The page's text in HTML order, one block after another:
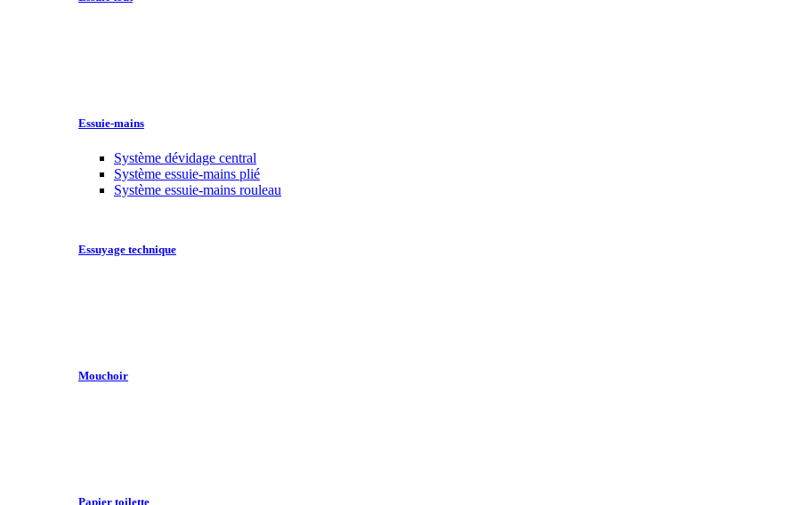
Essuie-mains
Système dévidage central
Système essuie-mains plié
Système essuie-mains rouleau
Essuyage technique
Mouchoir
Papier toilette